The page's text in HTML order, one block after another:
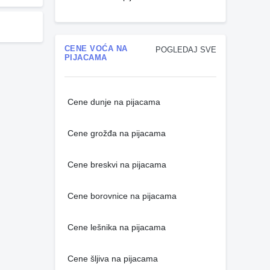
POGLEDAJ SVE
CENE VOĆA NA
PIJACAMA
Cene dunje na pijacama
Cene grožđa na pijacama
Cene breskvi na pijacama
Cene borovnice na pijacama
Cene lešnika na pijacama
Cene šljiva na pijacama